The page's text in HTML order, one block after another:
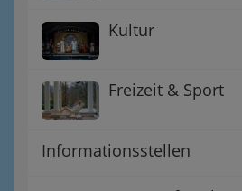
Kultur
Freizeit & Sport
Informationsstellen